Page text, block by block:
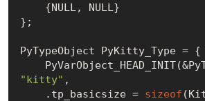
    {
NULL, NULL}
};
PyTypeObject PyKitty_Type = {
"kitty" ,
    .tp_basicsize =
sizeof